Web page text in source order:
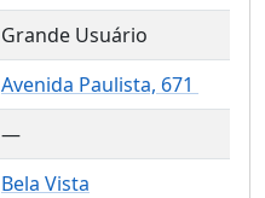
Grande Usuário
Avenida Paulista, 671
—
Bela Vista